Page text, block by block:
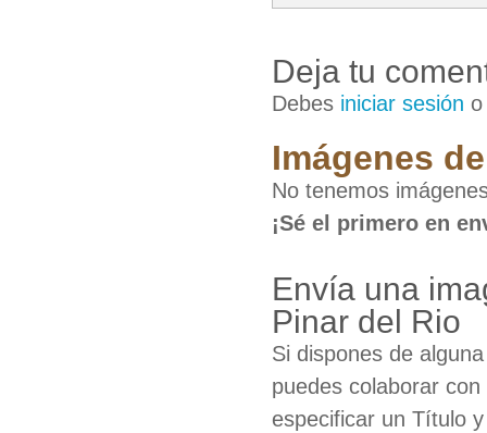
Deja tu
Debes iniciar sesión
Imágenes
No tenemos
¡Sé el primero en
Envía una
Pinar del Rio
Si dispones de
puedes colaborar
especificar un Título